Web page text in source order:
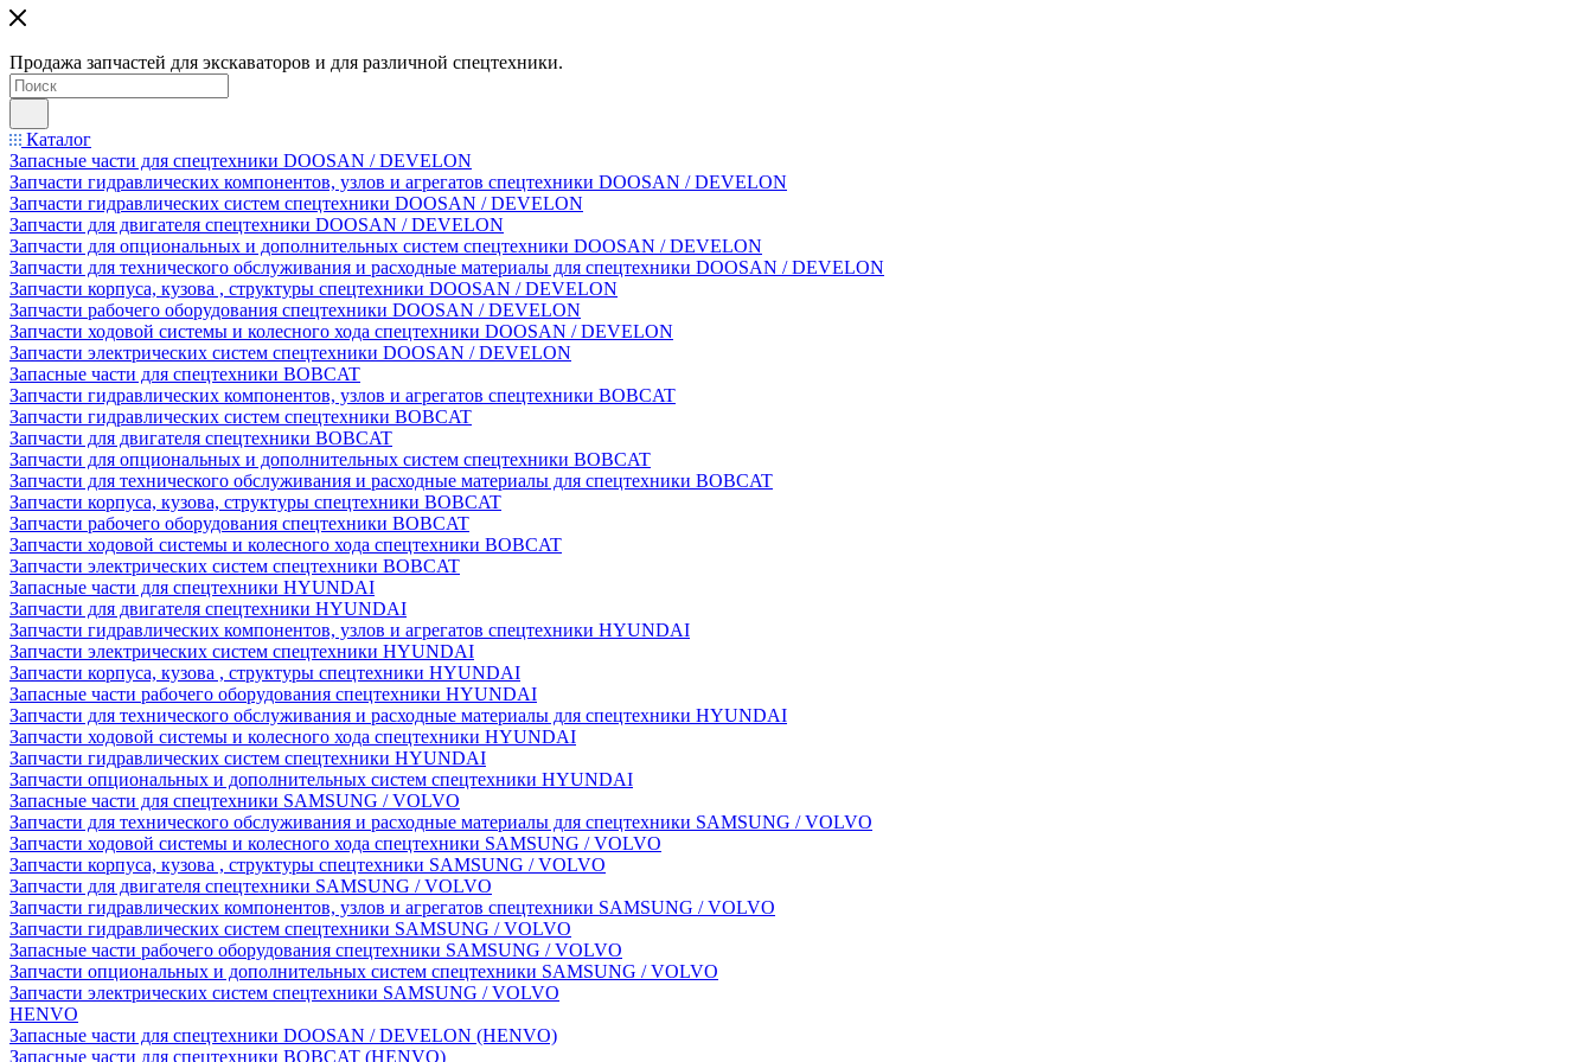
Продажа запчастей для экскаваторов и для различной спецтехники.
Каталог
Запасные части для спецтехники DOOSAN / DEVELON
Запчасти гидравлических компонентов, узлов и агрегатов спецтехники DOOSAN / DEVELON
Запчасти гидравлических систем спецтехники DOOSAN / DEVELON
Запчасти для двигателя спецтехники DOOSAN / DEVELON
Запчасти для опциональных и дополнительных систем спецтехники DOOSAN / DEVELON
Запчасти для технического обслуживания и расходные материалы для спецтехники DOOSAN / DEVELON
Запчасти корпуса, кузова , структуры спецтехники DOOSAN / DEVELON
Запчасти рабочего оборудования спецтехники DOOSAN / DEVELON
Запчасти ходовой системы и колесного хода спецтехники DOOSAN / DEVELON
Запчасти электрических систем спецтехники DOOSAN / DEVELON
Запасные части для спецтехники BOBCAT
Запчасти гидравлических компонентов, узлов и агрегатов спецтехники BOBCAT
Запчасти гидравлических систем спецтехники BOBCAT
Запчасти для двигателя спецтехники BOBCAT
Запчасти для опциональных и дополнительных систем спецтехники BOBCAT
Запчасти для технического обслуживания и расходные материалы для спецтехники BOBCAT
Запчасти корпуса, кузова, структуры спецтехники BOBCAT
Запчасти рабочего оборудования спецтехники BOBCAT
Запчасти ходовой системы и колесного хода спецтехники BOBCAT
Запчасти электрических систем спецтехники BOBCAT
Запасные части для спецтехники HYUNDAI
Запчасти для двигателя спецтехники HYUNDAI
Запчасти гидравлических компонентов, узлов и агрегатов спецтехники HYUNDAI
Запчасти электрических систем спецтехники HYUNDAI
Запчасти корпуса, кузова , структуры спецтехники HYUNDAI
Запасные части рабочего оборудования спецтехники HYUNDAI
Запчасти для технического обслуживания и расходные материалы для спецтехники HYUNDAI
Запчасти ходовой системы и колесного хода спецтехники HYUNDAI
Запчасти гидравлических систем спецтехники HYUNDAI
Запчасти опциональных и дополнительных систем спецтехники HYUNDAI
Запасные части для спецтехники SAMSUNG / VOLVO
Запчасти для технического обслуживания и расходные материалы для спецтехники SAMSUNG / VOLVO
Запчасти ходовой системы и колесного хода спецтехники SAMSUNG / VOLVO
Запчасти корпуса, кузова , структуры спецтехники SAMSUNG / VOLVO
Запчасти для двигателя спецтехники SAMSUNG / VOLVO
Запчасти гидравлических компонентов, узлов и агрегатов спецтехники SAMSUNG / VOLVO
Запчасти гидравлических систем спецтехники SAMSUNG / VOLVO
Запасные части рабочего оборудования спецтехники SAMSUNG / VOLVO
Запчасти опциональных и дополнительных систем спецтехники SAMSUNG / VOLVO
Запчасти электрических систем спецтехники SAMSUNG / VOLVO
HENVO
Запасные части для спецтехники DOOSAN / DEVELON (HENVO)
Запасные части для спецтехники BOBCAT (HENVO)